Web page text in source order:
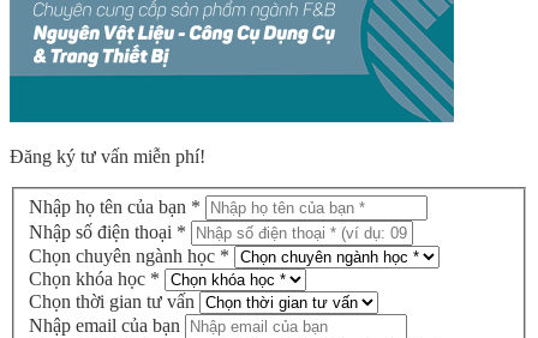
Đăng ký tư vấn miễn phí!
Nhập họ tên của bạn *
Nhập số điện thoại *
Chọn chuyên ngành học *
Chọn khóa học *
Chọn thời gian tư vấn
Nhập email của bạn